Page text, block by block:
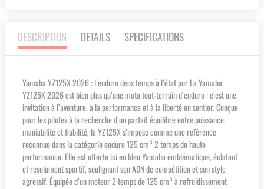
DESCRIPTION DETAILS SPECIFICATIONS
Yamaha YZ125X 2026 : l’enduro deux temps à l’état pur La Yamaha
YZ125X 2026 est bien plus qu’une moto tout-terrain d’enduro : c’est une
invitation à l’aventure, à la performance et à la liberté en sentier. Conçue
pour les pilotes à la recherche d’un parfait équilibre entre puissance,
maniabilité et fiabilité, la YZ125X s’impose comme une référence
reconnue dans la catégorie enduro 125 cm³ 2 temps de haute
performance. Elle est offerte ici en bleu Yamaha emblématique, éclatant
et résolument sportif, soulignant son ADN de compétition et son style
agressif. Équipée d’un moteur 2 temps de 125 cm³ à refroidissement